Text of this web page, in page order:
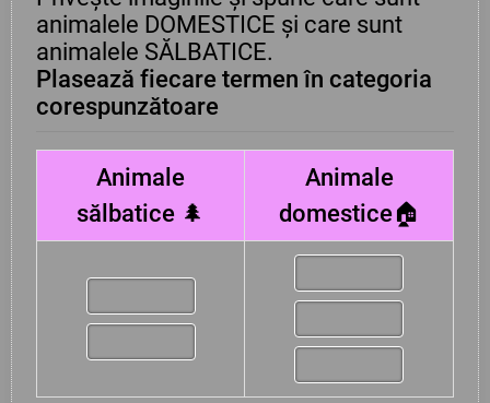
animalele DOMESTICE și care sunt
animalele SĂLBATICE.
Plasează fiecare termen în categoria
corespunzătoare
Animale
sălbatice 🌲
Animale
domestice🏠